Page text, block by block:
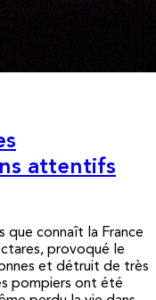
attentifs
que connaît la France
provoqué le
et détruit de très
pompiers ont été